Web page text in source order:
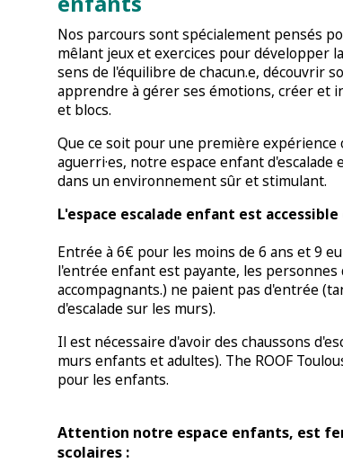
Nos parcours sont spécialement pensés
mêlant jeux et exercices pour développer
sens de l'équilibre de chacun.e, découvrir
apprendre à gérer ses émotions, créer et
et blocs.
Que ce soit pour une première expérience
aguerri·es, notre espace enfant
dans un environnement sûr et stimulant.
L'espace escalade enfant est accessible
Entrée à 6€ pour les moins de 6 ans et 9
l'entrée enfant est payante, les personnes
accompagnants.) ne paient pas d'entrée
d'escalade sur les murs).
Il est nécessaire d'avoir des chaussons
murs enfants et adultes). The ROOF
pour les enfants.
Attention notre espace enfants, est
scolaires :